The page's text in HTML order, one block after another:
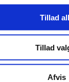
Tillad
Tillad
Afvis
Ballum ApS